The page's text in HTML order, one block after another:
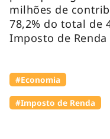
milhões de
78,2% do total de
Imposto de
#Economia
#Imposto de Renda